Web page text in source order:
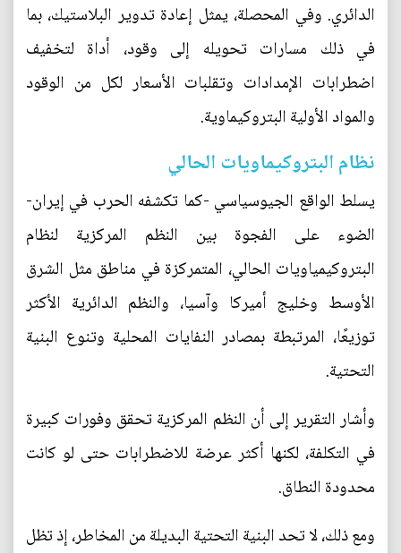
الدائري. وفي المحصلة، يمثل إعادة تدوير البلاستيك، بما
في ذلك مسارات تحويله إلى وقود، أداة لتخفيف
اضطرابات الإمدادات وتقلبات الأسعار لكل من الوقود
والمواد الأولية البتروكيماوية.
نظام البتروكيماويات الحالي
يسلط الواقع الجيوسياسي -كما تكشفه الحرب في إيران-
الضوء على الفجوة بين النظم المركزية لنظام
البتروكيمياويات الحالي، المتمركزة في مناطق مثل الشرق
الأوسط وخليج أميركا وآسيا، والنظم الدائرية الأكثر
توزيعًا، المرتبطة بمصادر النفايات المحلية وتنوع البنية
التحتية.
وأشار التقرير إلى أن النظم المركزية تحقق وفورات كبيرة
في التكلفة، لكنها أكثر عرضة للاضطرابات حتى لو كانت
محدودة النطاق.
ومع ذلك، لا تحد البنية التحتية البديلة من المخاطر، إذ تظل